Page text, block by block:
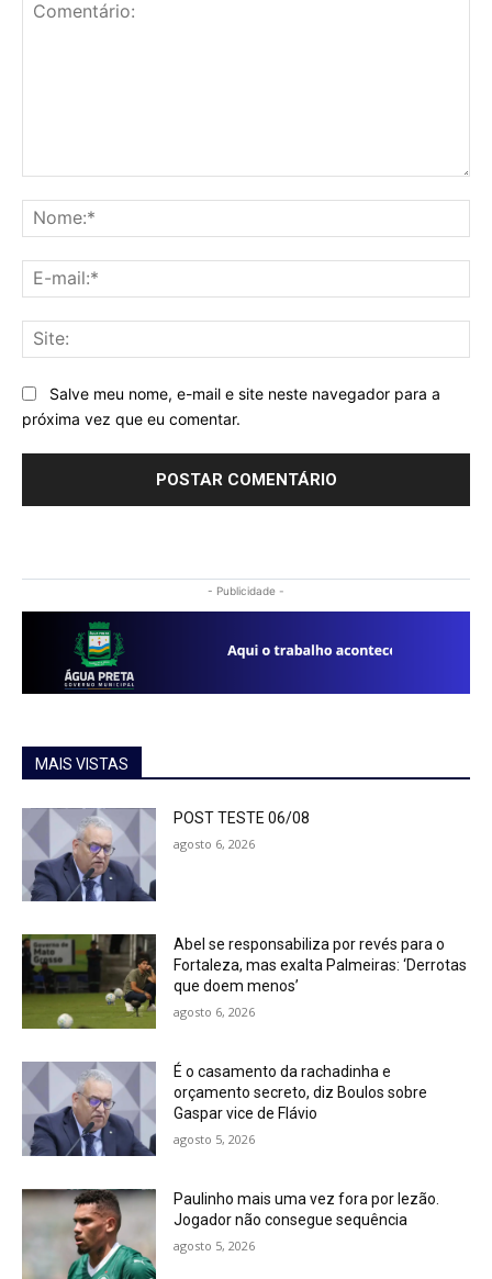
Salve meu nome, e-mail e site neste navegador para a
próxima vez que eu comentar.
- Publicidade -
MAIS VISTAS
POST TESTE 06/08
agosto 6, 2026
Abel se responsabiliza por revés para o
Fortaleza, mas exalta Palmeiras: ‘Derrotas
que doem menos’
agosto 6, 2026
É o casamento da rachadinha e
orçamento secreto, diz Boulos sobre
Gaspar vice de Flávio
agosto 5, 2026
Paulinho mais uma vez fora por lezão.
Jogador não consegue sequência
agosto 5, 2026